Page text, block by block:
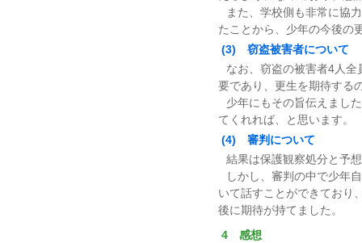
また、学校側も非常に協
たことから、少年の今後の
(3) 窃盗被害者について
なお、窃盗の被害者4人
要であり、更生を期待する
少年にもその旨伝えまし
てくれれば、と思います。
(4) 審判について
結果は保護観察処分と予
しかし、審判の中で少年
いて話すことができており
後に期待が持てました。
4 感想